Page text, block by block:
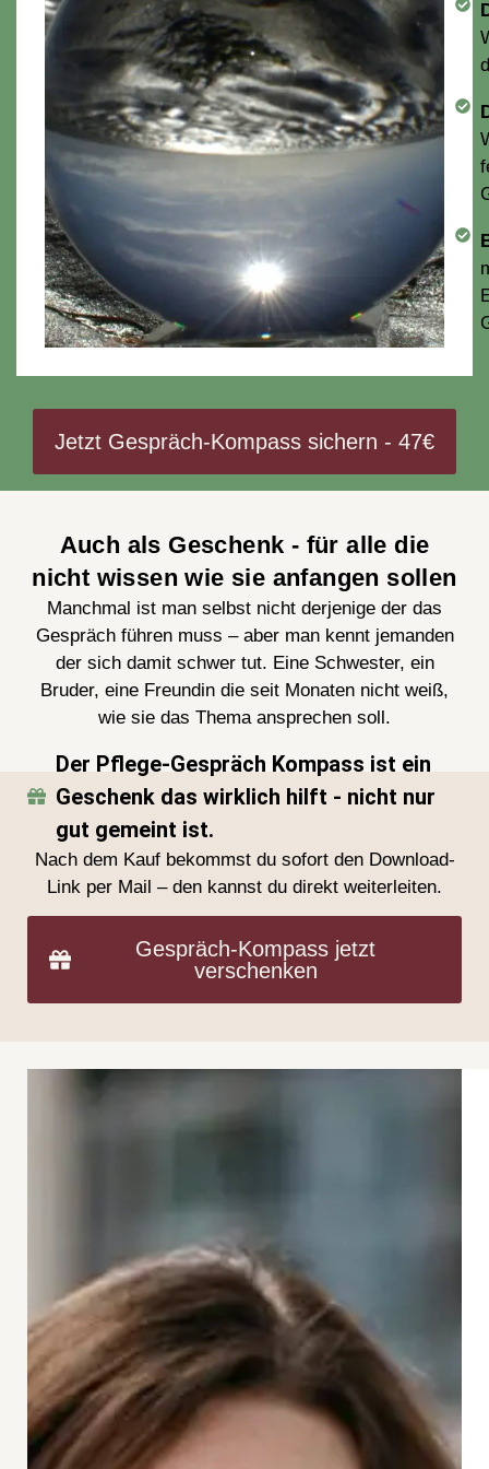
Jetzt Gespräch-Kompass sichern - 47€
Auch als Geschenk - für alle die
nicht wissen wie sie anfangen sollen
Manchmal ist man selbst nicht derjenige der das
Gespräch führen muss – aber man kennt jemanden
der sich damit schwer tut. Eine Schwester, ein
Bruder, eine Freundin die seit Monaten nicht weiß,
wie sie das Thema ansprechen soll.
Der Pflege-Gespräch Kompass ist ein
Geschenk das wirklich hilft - nicht nur
gut gemeint ist.
Nach dem Kauf bekommst du sofort den Download-
Link per Mail – den kannst du direkt weiterleiten.
Gespräch-Kompass jetzt
verschenken